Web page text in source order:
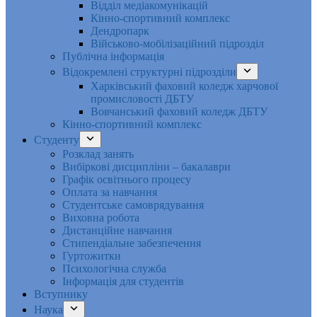
Відділ медіакомунікацій
Кінно-спортивний комплекс
Дендропарк
Військово-мобілізаційний підрозділ
Публічна інформація
Відокремлені структурні підрозділи
Харківський фаховий коледж харчової
промисловості ДБТУ
Вовчанський фаховий коледж ДБТУ
Кінно-спортивний комплекс
Студенту
Розклад занять
Вибіркові дисципліни – бакалаври
Графік освітнього процесу
Оплата за навчання
Студентське самоврядування
Виховна робота
Дистанційне навчання
Стипендіальне забезпечення
Гуртожитки
Психологічна служба
Інформація для студентів
Вступнику
Наука